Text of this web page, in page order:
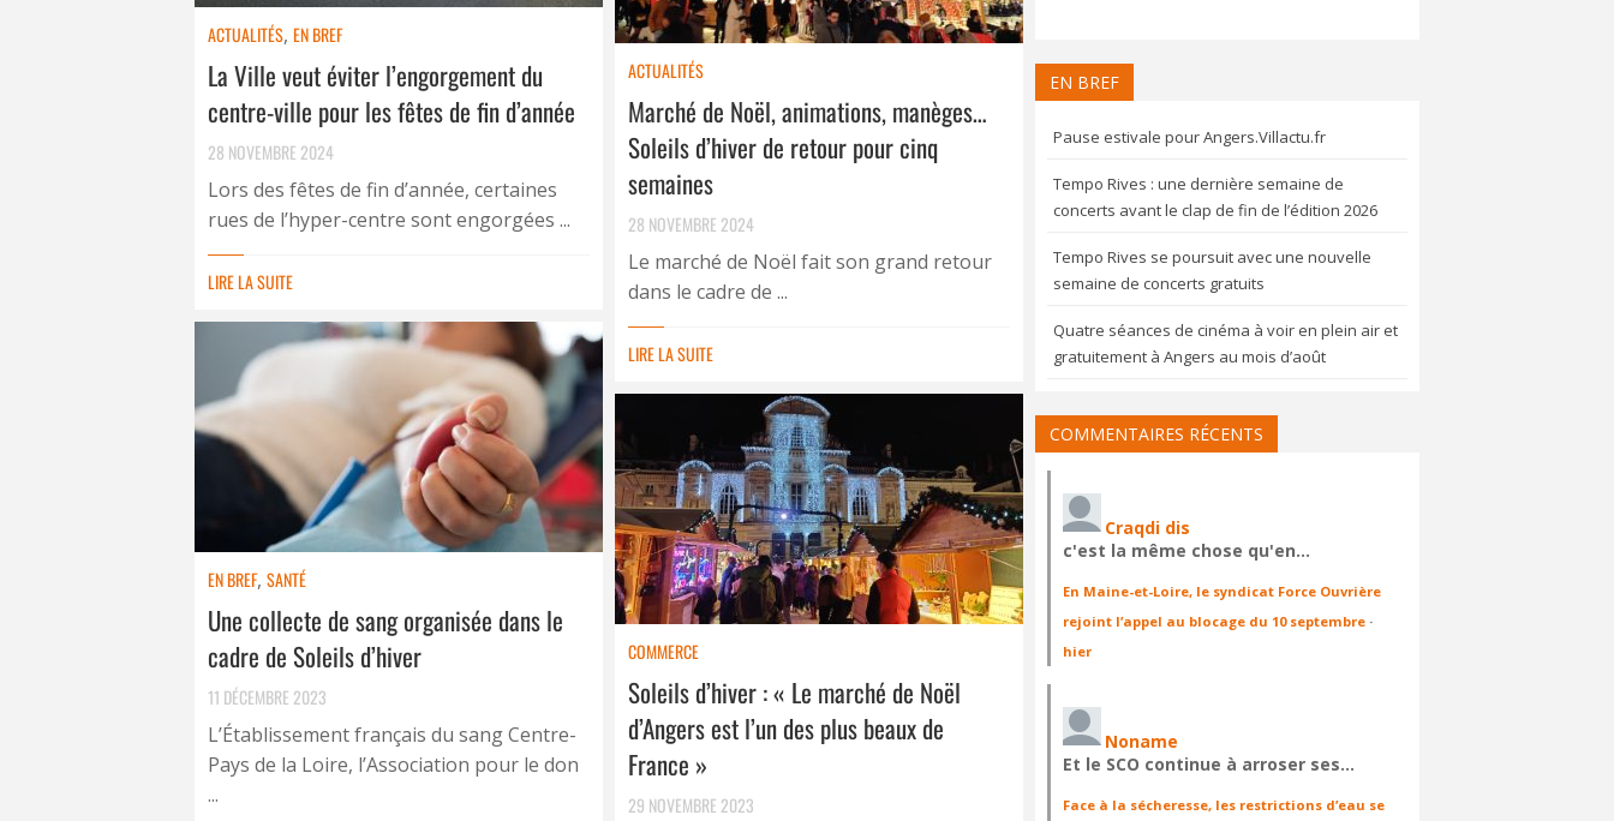
ACTUALITÉS, EN BREF
La Ville veut éviter l’engorgement du
centre-ville pour les fêtes de fin d’année
28 NOVEMBRE 2024
Lors des fêtes de fin d’année, certaines
rues de l’hyper-centre sont engorgées ...
LIRE LA SUITE
ACTUALITÉS
Marché de Noël, animations, manèges…
Soleils d’hiver de retour pour cinq
semaines
28 NOVEMBRE 2024
Le marché de Noël fait son grand retour
dans le cadre de ...
LIRE LA SUITE
EN BREF, SANTÉ
Une collecte de sang organisée dans le
cadre de Soleils d’hiver
11 DÉCEMBRE 2023
L’Établissement français du sang Centre-
Pays de la Loire, l’Association pour le don
...
COMMERCE
Soleils d’hiver : « Le marché de Noël
d’Angers est l’un des plus beaux de
France »
29 NOVEMBRE 2023
EN BREF
Pause estivale pour Angers.Villactu.fr
Tempo Rives : une dernière semaine de
concerts avant le clap de fin de l’édition 2026
Tempo Rives se poursuit avec une nouvelle
semaine de concerts gratuits
Quatre séances de cinéma à voir en plein air et
gratuitement à Angers au mois d’août
COMMENTAIRES RÉCENTS
Craqdi dis
c'est la même chose qu'en…
En Maine-et-Loire, le syndicat Force Ouvrière
rejoint l’appel au blocage du 10 septembre ·
hier
Noname
Et le SCO continue à arroser ses…
Face à la sécheresse, les restrictions d’eau se